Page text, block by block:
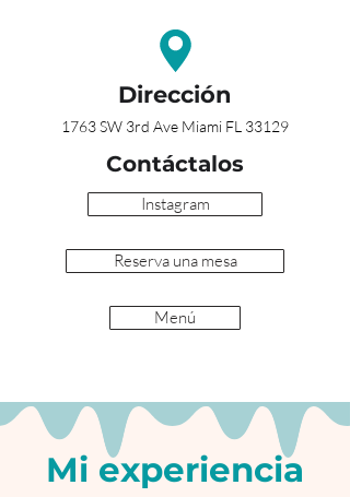
Dirección
1763 SW 3rd Ave Miami FL 33129
Contáctalos
Instagram
Reserva una mesa
Menú
Mi experiencia